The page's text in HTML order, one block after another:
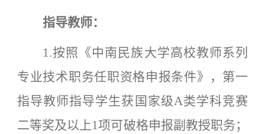
指导教师：
1.按照《中南民族大学高校教师系列
专业技术职务任职资格申报条件》，第一
指导教师指导学生获国家级A类学科竞赛
二等奖及以上1项可破格申报副教授职务；